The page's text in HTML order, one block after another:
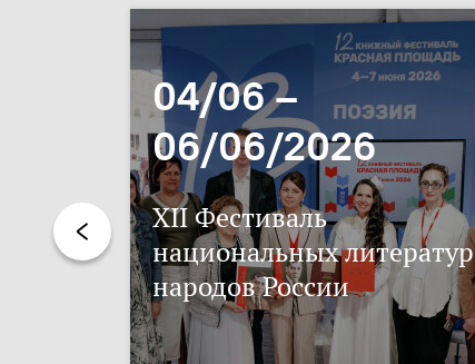
04/06 –
06/06/2026
XII Фестиваль
национальных литератур
народов России